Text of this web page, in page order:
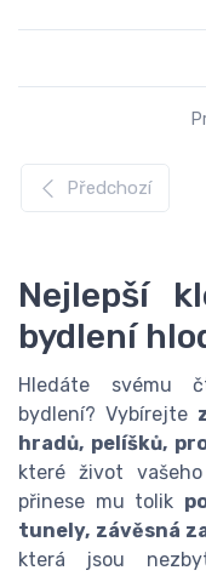
Předchozí
Nejlepší
bydlení
Hledáte svému
bydlení? Vybírejte
hradů, pelíšků,
které život vašeho
přinese mu tolik
tunely, závěsná
která jsou